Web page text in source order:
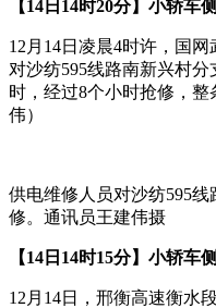
【14日14时20分】小轿
12月14日凌晨4时许，国
对沙纺595线路南新兴村
时，经过8个小时抢修，
伟）
供电维修人员对沙纺595
修。通讯员王建伟摄
【14日14时15分】小轿
12月14日，邢衡高速衡水